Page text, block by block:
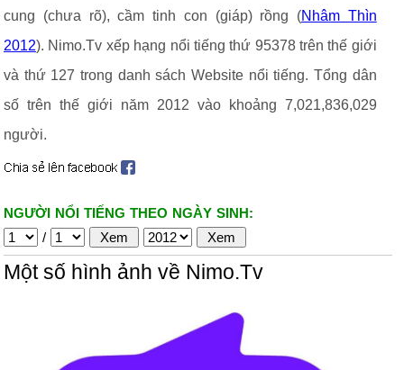
cung (chưa rõ), cầm tinh con (giáp) rồng (Nhâm Thìn
2012). Nimo.Tv xếp hạng nổi tiếng thứ 95378 trên thế giới
và thứ 127 trong danh sách Website nổi tiếng. Tổng dân
số trên thế giới năm 2012 vào khoảng 7,021,836,029
người.
NGƯỜI NỔI TIẾNG THEO NGÀY SINH:
/
Một số hình ảnh về Nimo.Tv